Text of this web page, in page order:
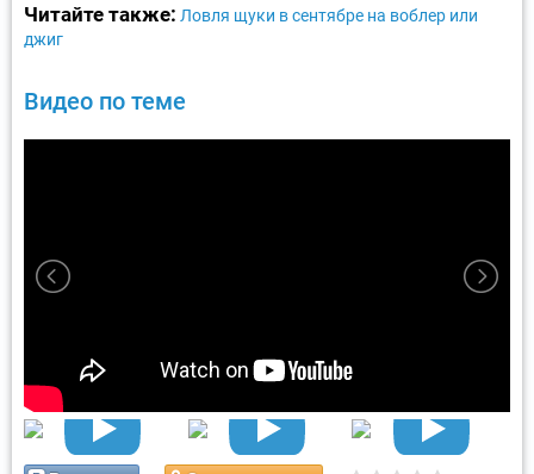
Читайте также: Ловля щуки в сентябре на воблер или
джиг
Видео по теме